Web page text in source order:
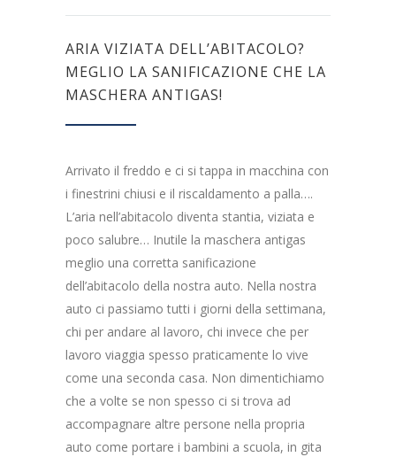
ARIA VIZIATA DELL’ABITACOLO?
MEGLIO LA SANIFICAZIONE CHE LA
MASCHERA ANTIGAS!
Arrivato il freddo e ci si tappa in macchina con
i finestrini chiusi e il riscaldamento a palla….
L’aria nell’abitacolo diventa stantia, viziata e
poco salubre… Inutile la maschera antigas
meglio una corretta sanificazione
dell’abitacolo della nostra auto. Nella nostra
auto ci passiamo tutti i giorni della settimana,
chi per andare al lavoro, chi invece che per
lavoro viaggia spesso praticamente lo vive
come una seconda casa. Non dimentichiamo
che a volte se non spesso ci si trova ad
accompagnare altre persone nella propria
auto come portare i bambini a scuola, in gita